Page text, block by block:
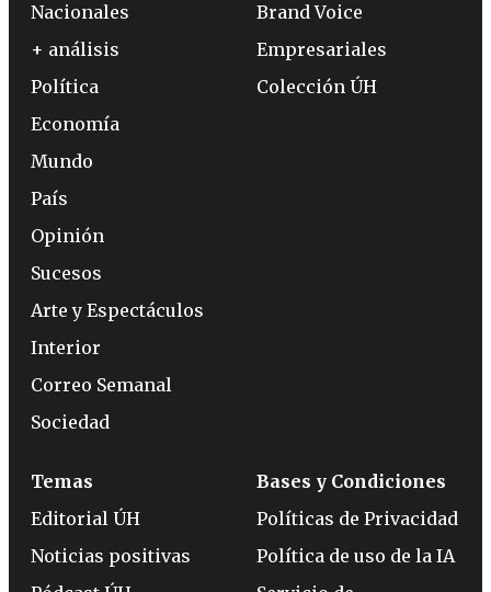
Nacionales
+ análisis
Política
Economía
Mundo
País
Opinión
Sucesos
Arte y Espectáculos
Interior
Correo Semanal
Sociedad
Brand Voice
Empresariales
Colección ÚH
Temas
Editorial ÚH
Noticias positivas
Bases y Condiciones
Políticas de Privacidad
Política de uso de la IA